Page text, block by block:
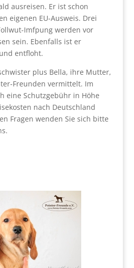
ausreisen. Er ist schon
eigenen EU-Ausweis. Drei
Imfpung werden vor
sein. Ebenfalls ist er
entfloht.
plus Bella, ihre Mutter,
Freunden vermittelt. Im
eine Schutzgebühr in Höhe
nach Deutschland
Fragen wenden Sie sich bitte